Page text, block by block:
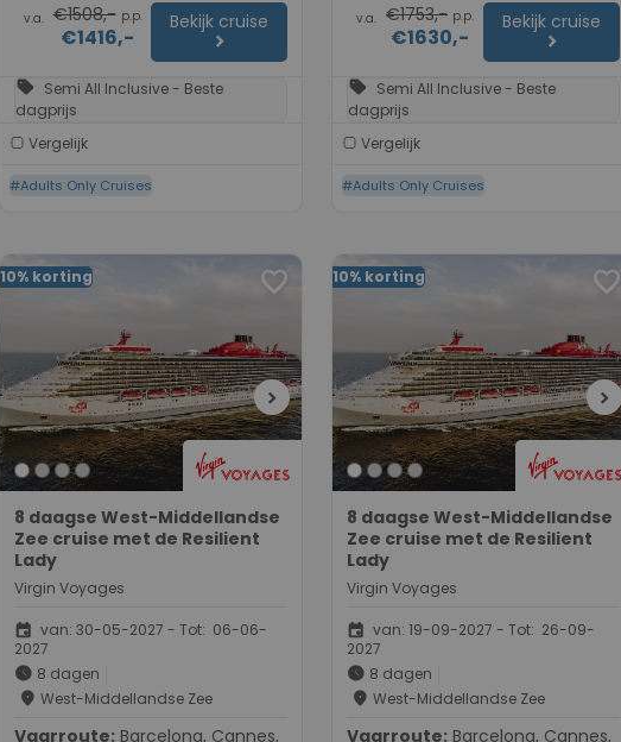
v.a. €1508,- p.p.
€1416,-
Bekijk cruise
chevron_right
sell Semi All Inclusive - Beste
dagprijs
Vergelijk
#Adults Only Cruises
v.a. €1753,- p.p.
€1630,-
Bekijk cruise
chevron_right
sell Semi All Inclusive - Beste
dagprijs
Vergelijk
#Adults Only Cruises
10% korting favorite
chevron_right
8 daagse West-Middellandse
Zee cruise met de Resilient
Lady
Virgin Voyages
event van: 30-05-2027 - Tot: 06-06-
2027
schedule 8 dagen
place West-Middellandse Zee
Vaarroute:
10% korting favorite
chevron_right
8 daagse West-Middellandse
Zee cruise met de Resilient
Lady
Virgin Voyages
event van: 19-09-2027 - Tot: 26-09-
2027
schedule 8 dagen
place West-Middellandse Zee
Vaarroute: